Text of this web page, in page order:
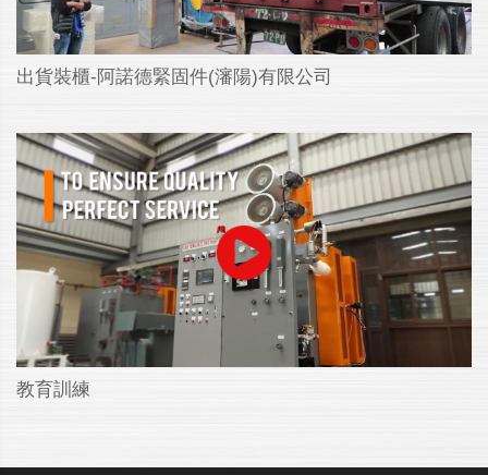
出貨裝櫃-阿諾德緊固件(瀋陽)有限公司
教育訓練